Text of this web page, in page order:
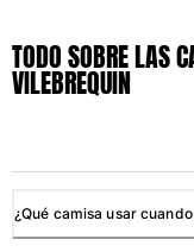
TODO SOBRE LAS
VILEBREQUIN
¿Qué camisa usar